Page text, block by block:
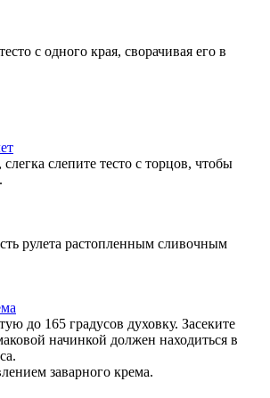
с одного края, сворачивая его в
слепите тесто с торцов, чтобы
рулета растопленным сливочным
до 165 градусов духовку. Засеките
начинкой должен находиться в
заварного крема.